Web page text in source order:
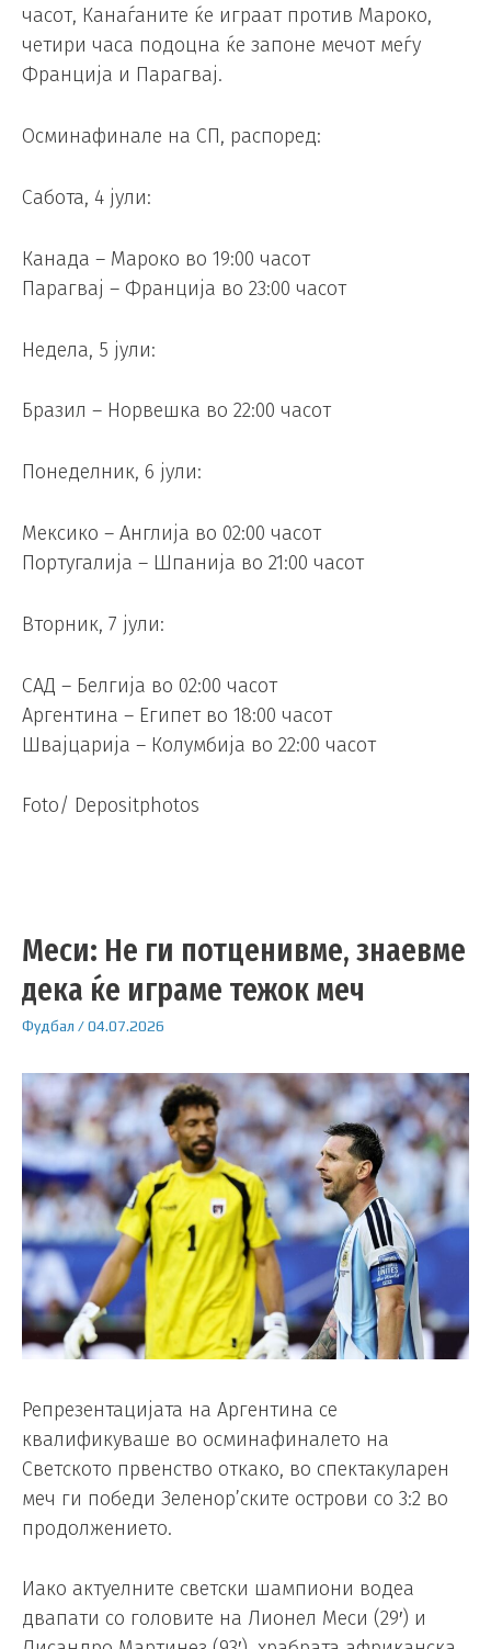
часот, Канаѓаните ќе играат против Мароко,
четири часа подоцна ќе запоне мечот меѓу
Франција и Парагвај.
Осминафинале на СП, распоред:
Сабота, 4 јули:
Канада – Мароко во 19:00 часот
Парагвај – Франција во 23:00 часот
Недела, 5 јули:
Бразил – Норвешка во 22:00 часот
Понеделник, 6 јули:
Мексико – Англија во 02:00 часот
Португалија – Шпанија во 21:00 часот
Вторник, 7 јули:
САД – Белгија во 02:00 часот
Аргентина – Египет во 18:00 часот
Швајцарија – Колумбија во 22:00 часот
Foto/ Depositphotos
Меси: Не ги потценивме, знаевме
дека ќе играме тежок меч
Фудбал /04.07.2026
Репрезентацијата на Аргентина се
квалификуваше во осминафиналето на
Светското првенство откако, во спектакуларен
меч ги победи Зеленор’ските острови со 3:2 во
продолжението.
Иако актуелните светски шампиони водеа
двапати со головите на Лионел Меси (29′) и